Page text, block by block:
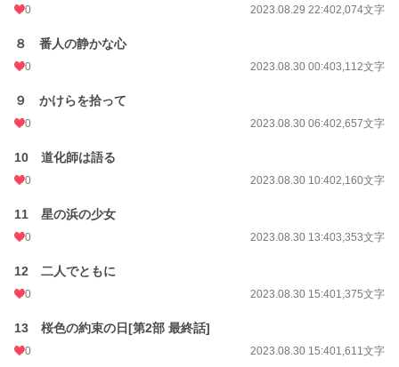
0 2023.08.29 22:402,074文字
８ 番人の静かな心
0 2023.08.30 00:403,112文字
９ かけらを拾って
0 2023.08.30 06:402,657文字
10 道化師は語る
0 2023.08.30 10:402,160文字
11 星の浜の少女
0 2023.08.30 13:403,353文字
12 二人でともに
0 2023.08.30 15:401,375文字
13 桜色の約束の日[第2部 最終話]
0 2023.08.30 15:401,611文字